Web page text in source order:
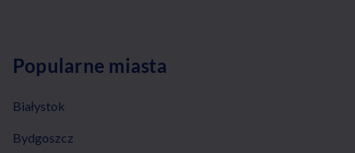
Popularne miasta
Białystok
Bydgoszcz